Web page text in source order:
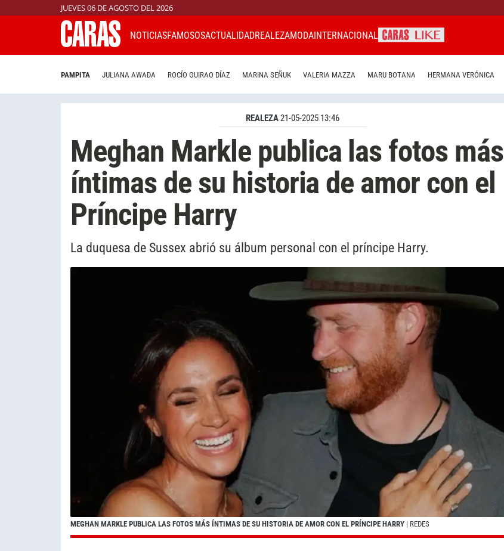
JUEVES 06 DE AGOSTO DEL 2026
NOTICIASFAMOSOSACTUALIDADREALEZAMODAINTERNACIONAL
PAMPITA JULIANA AWADA ROCÍO GUIRAO DÍAZ MARINA SEÑUK VALERIA MAZZA MARU BOTANA HERMANA VERÓNICA
REALEZA21-05-2025 13:46
Meghan Markle publica las fotos más
íntimas de su historia de amor con el
Príncipe Harry
La duquesa de Sussex abrió su álbum personal con el príncipe Harry.
MEGHAN MARKLE PUBLICA LAS FOTOS MÁS ÍNTIMAS DE SU HISTORIA DE AMOR CON EL PRÍNCIPE HARRY | REDES